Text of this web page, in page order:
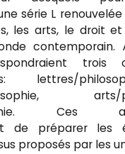
série L
les arts, le droit
contemporain.
trois
lettres/
arts/
Ces
de préparer les
proposés par les